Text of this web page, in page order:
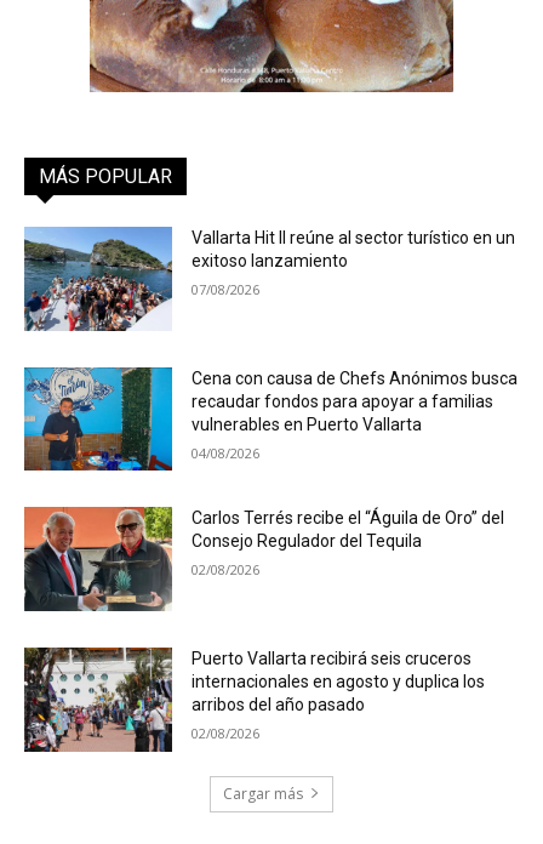
MÁS POPULAR
Vallarta Hit II reúne al sector turístico en un
exitoso lanzamiento
07/08/2026
Cena con causa de Chefs Anónimos busca
recaudar fondos para apoyar a familias
vulnerables en Puerto Vallarta
04/08/2026
Carlos Terrés recibe el “Águila de Oro” del
Consejo Regulador del Tequila
02/08/2026
Puerto Vallarta recibirá seis cruceros
internacionales en agosto y duplica los
arribos del año pasado
02/08/2026
Cargar más